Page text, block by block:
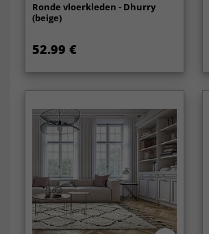
Ronde vloerkleden - Dhurry
(beige)
52.99 €